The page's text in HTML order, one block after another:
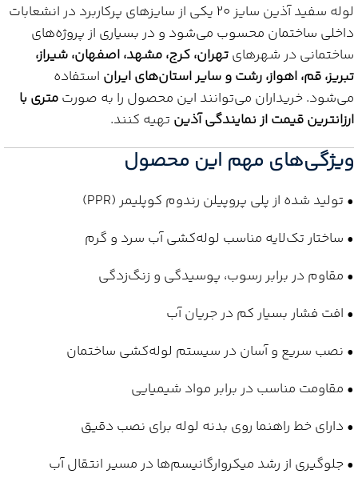
لوله سفید آذین سایز 20 یکی از سایزهای پرکاربرد در انشعابات
داخلی ساختمان محسوب می‌شود و در بسیاری از پروژه‌های
ساختمانی در شهرهایتهران، کرج، مشهد، اصفهان، شیراز،
تبریز، قم، اهواز، رشت و سایر استان‌های ایران استفاده
می‌شود. خریداران می‌توانند این محصول را به صورتمتری با
ارزانترین قیمت از نمایندگی آذین تهیه کنند.
ویژگی‌های مهم این محصول
• تولید شده از پلی پروپیلن رندوم کوپلیمر (PPR)
• ساختار تک‌لایه مناسب لوله‌کشی آب سرد و گرم
• مقاوم در برابر رسوب، پوسیدگی و زنگ‌زدگی
• افت فشار بسیار کم در جریان آب
• نصب سریع و آسان در سیستم لوله‌کشی ساختمان
• مقاومت مناسب در برابر مواد شیمیایی
• دارای خط راهنما روی بدنه لوله برای نصب دقیق
• جلوگیری از رشد میکروارگانیسم‌ها در مسیر انتقال آب